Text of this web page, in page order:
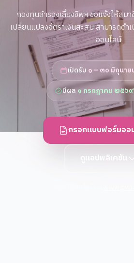
กองทุนสำรองเลี้ยงชีพฯ ขอแจ้งให้สม
เปลี่ยนแปลงอัตราเงินสะสม สามารถด
ออนไลน์
เปิดรับ ๑ – ๓๐ มิถุนา
มีผล๑ กรกฎาคม ๒๕๖๙
กรอกแบบฟอร์มออ
ดูแอปพลิเคชัน